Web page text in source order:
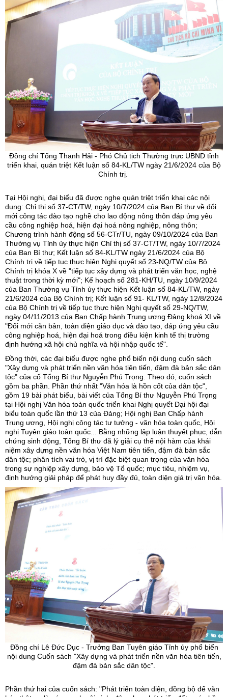
Đồng chí Tống Thanh Hải - Phó Chủ tịch Thường trực UBND tỉnh
triển khai, quán triệt Kết luận số 84-KL/TW ngày 21/6/2024 của Bộ
Chính trị.
Tại Hội nghị, đại biểu đã được nghe quán triệt triển khai các nội
dung: Chỉ thị số 37-CT/TW, ngày 10/7/2024 của Ban Bí thư về đổi
mới công tác đào tạo nghề cho lao động nông thôn đáp ứng yêu
cầu công nghiệp hoá, hiện đại hoá nông nghiệp, nông thôn;
Chương trình hành động số 56-CTr/TU, ngày 09/10/2024 của Ban
Thường vụ Tỉnh ủy thực hiện Chỉ thị số 37-CT/TW, ngày 10/7/2024
của Ban Bí thư; Kết luận số 84-KL/TW ngày 21/6/2024 của Bộ
Chính trị về tiếp tục thực hiện Nghị quyết số 23-NQ/TW của Bộ
Chính trị khóa X về "tiếp tục xây dựng và phát triển văn học, nghệ
thuật trong thời kỳ mới"; Kế hoạch số 281-KH/TU, ngày 10/9/2024
của Ban Thường vụ Tỉnh ủy thực hiện Kết luận số 84-KL/TW, ngày
21/6/2024 của Bộ Chính trị; Kết luận số 91- KL/TW, ngày 12/8/2024
của Bộ Chính trị về tiếp tục thực hiện Nghị quyết số 29-NQ/TW,
ngày 04/11/2013 của Ban Chấp hành Trung ương Đảng khoá XI về
"Đổi mới căn bản, toàn diện giáo dục và đào tạo, đáp ứng yêu cầu
công nghiệp hoá, hiện đại hoá trong điều kiện kinh tế thị trường
định hướng xã hội chủ nghĩa và hội nhập quốc tế".
Đồng thời, các đại biểu được nghe phổ biến nội dung cuốn sách
"Xây dựng và phát triển nền văn hóa tiên tiến, đậm đà bản sắc dân
tộc" của cố Tổng Bí thư Nguyễn Phú Trọng. Theo đó, cuốn sách
gồm ba phần. Phần thứ nhất "Văn hóa là hồn cốt của dân tộc",
gồm 19 bài phát biểu, bài viết của Tổng Bí thư Nguyễn Phú Trọng
tại Hội nghị Văn hóa toàn quốc triển khai Nghị quyết Đại hội đại
biểu toàn quốc lần thứ 13 của Đảng; Hội nghị Ban Chấp hành
Trung ương, Hội nghị công tác tư tưởng - văn hóa toàn quốc, Hội
nghị Tuyên giáo toàn quốc... Bằng những lập luận thuyết phục, dẫn
chứng sinh động, Tổng Bí thư đã lý giải cụ thể nội hàm của khái
niệm xây dựng nền văn hóa Việt Nam tiên tiến, đậm đà bản sắc
dân tộc; phân tích vai trò, vị trí đặc biệt quan trọng của văn hóa
trong sự nghiệp xây dựng, bảo vệ Tổ quốc; mục tiêu, nhiệm vụ,
định hướng giải pháp để phát huy đầy đủ, toàn diện giá trị văn hóa.
Đồng chí Lê Đức Dục - Trưởng Ban Tuyên giáo Tỉnh ủy phổ biến
nội dung Cuốn sách "Xây dựng và phát triển nền văn hóa tiên tiến,
đậm đà bản sắc dân tộc".
Phần thứ hai của cuốn sách: "Phát triển toàn diện, đồng bộ để văn